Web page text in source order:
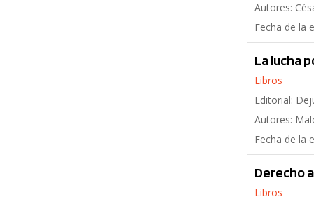
Autores:
Fecha de la
La lucha
Libros
Editorial:
Autores:
Fecha de la
Derecho
Libros